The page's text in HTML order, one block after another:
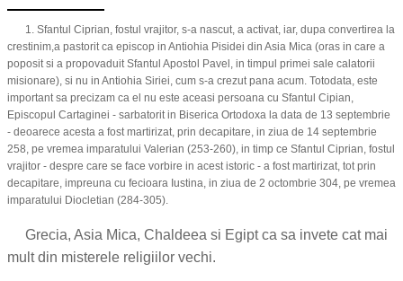
1. Sfantul Ciprian, fostul vrajitor, s-a nascut, a activat, iar, dupa convertirea la
crestinim,a pastorit ca episcop in Antiohia Pisidei din Asia Mica (oras in care a
poposit si a propovaduit Sfantul Apostol Pavel, in timpul primei sale calatorii
misionare), si nu in Antiohia Siriei, cum s-a crezut pana acum. Totodata, este
important sa precizam ca el nu este aceasi persoana cu Sfantul Cipian,
Episcopul Cartaginei - sarbatorit in Biserica Ortodoxa la data de 13 septembrie
- deoarece acesta a fost martirizat, prin decapitare, in ziua de 14 septembrie
258, pe vremea imparatului Valerian (253-260), in timp ce Sfantul Ciprian, fostul
vrajitor - despre care se face vorbire in acest istoric - a fost martirizat, tot prin
decapitare, impreuna cu fecioara Iustina, in ziua de 2 octombrie 304, pe vremea
imparatului Diocletian (284-305).
Grecia, Asia Mica, Chaldeea si Egipt ca sa invete cat mai
mult din misterele religiilor vechi.